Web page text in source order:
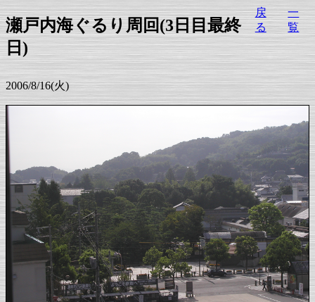
瀬戸内海ぐるり周回(3日目最終
日)
戻
る
一
覧
2006/8/16(火)